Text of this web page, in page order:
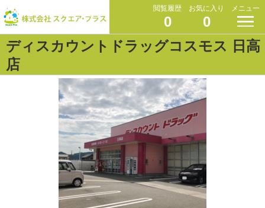
閲覧履歴
0
お気に入り
0
メニュー
ディスカウントドラッグコスモス 日高
店